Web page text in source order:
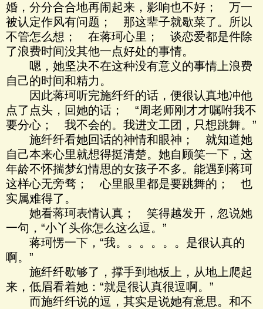
婚，分分合合地再闹起来，影响也不好； 万一
被认定作风有问题； 那这辈子就歇菜了。所以
不管怎么想； 在蒋珂心里； 谈恋爱都是件除
了浪费时间没其他一点好处的事情。
嗯，她坚决不在这种没有意义的事情上浪费
自己的时间和精力。
因此蒋珂听完施纤纤的话，便很认真地冲他
点了点头，回她的话； “周老师刚才才嘱咐我不
要分心； 我不会的。我进文工团，只想跳舞。”
施纤纤看她回话的神情和眼神； 就知道她
自己本来心里就想得挺清楚。她自顾笑一下，这
年龄不怀揣梦幻情思的女孩子不多。能遇到蒋珂
这样心无旁骛； 心里眼里都是要跳舞的； 也
实属难得了。
她看蒋珂表情认真； 笑得越发开，忽说她
一句，“小丫头你怎么这么逗。”
蒋珂愣一下，“我。。。。。。是很认真的
啊。”
施纤纤歇够了，撑手到地板上，从地上爬起
来，低眉看着她：“就是很认真很逗啊。”
而施纤纤说的逗，其实是说她有意思。和不